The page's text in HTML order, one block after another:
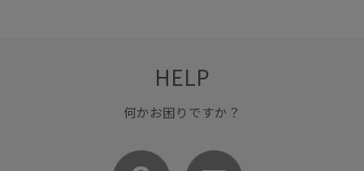
HELP
何かお困りですか？